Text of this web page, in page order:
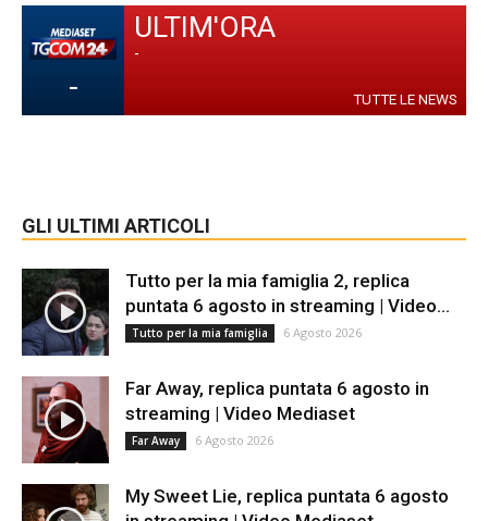
-
ULTIM'ORA
-
TUTTE LE NEWS
GLI ULTIMI ARTICOLI
Tutto per la mia famiglia 2, replica
puntata 6 agosto in streaming | Video...
Tutto per la mia famiglia 6 Agosto 2026
Far Away, replica puntata 6 agosto in
streaming | Video Mediaset
Far Away 6 Agosto 2026
My Sweet Lie, replica puntata 6 agosto